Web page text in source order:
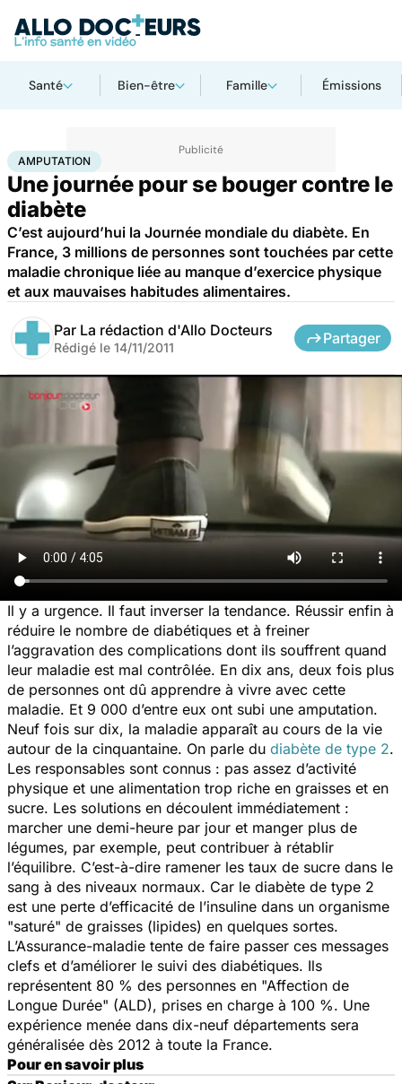
Santé Bien-être Famille Émissions
AccueilSantéMaladies Amputation
AMPUTATION
Une journée pour se bouger contre le
diabète
C’est aujourd’hui la Journée mondiale du diabète. En
France, 3 millions de personnes sont touchées par cette
maladie chronique liée au manque d’exercice physique
et aux mauvaises habitudes alimentaires.
Par La rédaction d'Allo Docteurs
Rédigé le 14/11/2011
Partager
Il y a urgence. Il faut inverser la tendance. Réussir enfin à
réduire le nombre de diabétiques et à freiner
l’aggravation des complications dont ils souffrent quand
leur maladie est mal contrôlée. En dix ans, deux fois plus
de personnes ont dû apprendre à vivre avec cette
maladie. Et 9 000 d’entre eux ont subi une amputation.
Neuf fois sur dix, la maladie apparaît au cours de la vie
autour de la cinquantaine. On parle du diabète de type 2.
Les responsables sont connus : pas assez d’activité
physique et une alimentation trop riche en graisses et en
sucre. Les solutions en découlent immédiatement :
marcher une demi-heure par jour et manger plus de
légumes, par exemple, peut contribuer à rétablir
l’équilibre. C’est-à-dire ramener les taux de sucre dans le
sang à des niveaux normaux. Car le diabète de type 2
est une perte d’efficacité de l’insuline dans un organisme
"saturé" de graisses (lipides) en quelques sortes.
L’Assurance-maladie tente de faire passer ces messages
clefs et d’améliorer le suivi des diabétiques. Ils
représentent 80 % des personnes en "Affection de
Longue Durée" (ALD), prises en charge à 100 %. Une
expérience menée dans dix-neuf départements sera
généralisée dès 2012 à toute la France.
Pour en savoir plus